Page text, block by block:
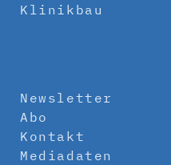
Klinikbau
Newsletter
Abo
Kontakt
Mediadaten